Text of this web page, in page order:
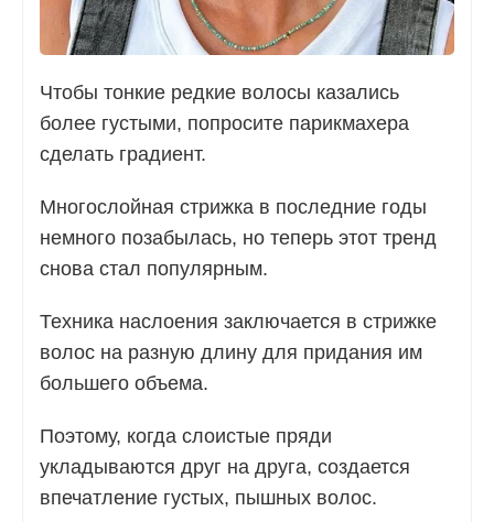
Чтобы тонкие редкие волосы казались
более густыми, попросите парикмахера
сделать градиент.
Многослойная стрижка в последние годы
немного позабылась, но теперь этот тренд
снова стал популярным.
Техника наслоения заключается в стрижке
волос на разную длину для придания им
большего объема.
Поэтому, когда слоистые пряди
укладываются друг на друга, создается
впечатление густых, пышных волос.